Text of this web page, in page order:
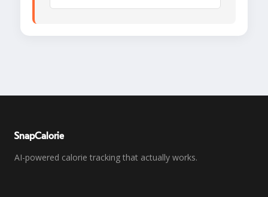
SnapCalorie
AI-powered calorie tracking that actually works.